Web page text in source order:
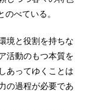
べている。
境と役割を持ちな
活動のもつ本質を
あってゆくことは
の過程が必要であ